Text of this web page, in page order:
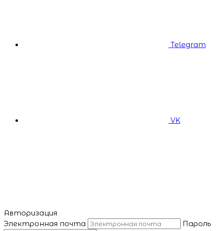
Telegram
VK
Авторизация
Электронная почта
Пароль